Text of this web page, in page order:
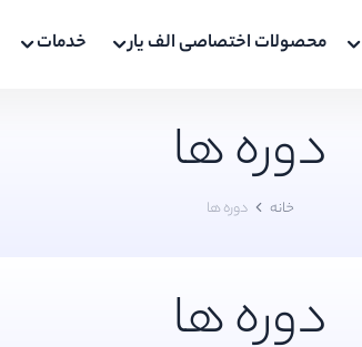
محصولات اختصاصی الف یار خدمات
دوره ها
خانه دوره ها
دوره ها